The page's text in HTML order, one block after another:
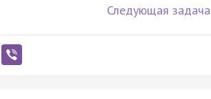
Следующая задача